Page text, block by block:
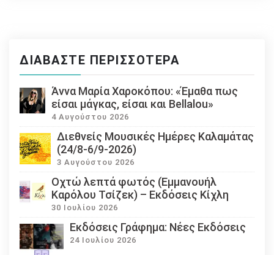
ΔΙΑΒΆΣΤΕ ΠΕΡΙΣΣΌΤΕΡΑ
Άννα Μαρία Χαροκόπου: «Έμαθα πως
είσαι μάγκας, είσαι και Bellalou»
4 Αυγούστου 2026
Διεθνείς Μουσικές Ημέρες Καλαμάτας
(24/8-6/9-2026)
3 Αυγούστου 2026
Οχτώ λεπτά φωτός (Εμμανουήλ
Καρόλου Τσίζεκ) – Εκδόσεις Κίχλη
30 Ιουλίου 2026
Εκδόσεις Γράφημα: Νέες Εκδόσεις
24 Ιουλίου 2026